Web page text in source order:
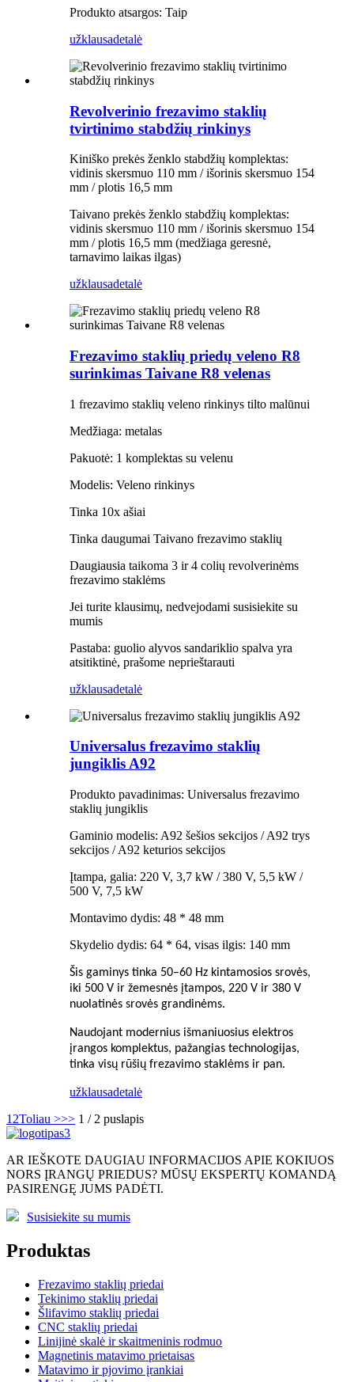
Produkto atsargos: Taip
užklausadetalė
Revolverinio frezavimo staklių
tvirtinimo stabdžių rinkinys
Kiniško prekės ženklo stabdžių komplektas:
vidinis skersmuo 110 mm / išorinis skersmuo 154
mm / plotis 16,5 mm
Taivano prekės ženklo stabdžių komplektas:
vidinis skersmuo 110 mm / išorinis skersmuo 154
mm / plotis 16,5 mm (medžiaga geresnė,
tarnavimo laikas ilgas)
užklausadetalė
Frezavimo staklių priedų veleno R8
surinkimas Taivane R8 velenas
1 frezavimo staklių veleno rinkinys tilto malūnui
Medžiaga: metalas
Pakuotė: 1 komplektas su velenu
Modelis: Veleno rinkinys
Tinka 10x ašiai
Tinka daugumai Taivano frezavimo staklių
Daugiausia taikoma 3 ir 4 colių revolverinėms
frezavimo staklėms
Jei turite klausimų, nedvejodami susisiekite su
mumis
Pastaba: guolio alyvos sandariklio spalva yra
atsitiktinė, prašome neprieštarauti
užklausadetalė
Universalus frezavimo staklių
jungiklis A92
Produkto pavadinimas: Universalus frezavimo
staklių jungiklis
Gaminio modelis: A92 šešios sekcijos / A92 trys
sekcijos / A92 keturios sekcijos
Įtampa, galia: 220 V, 3,7 kW / 380 V, 5,5 kW /
500 V, 7,5 kW
Montavimo dydis: 48 * 48 mm
Skydelio dydis: 64 * 64, visas ilgis: 140 mm
Šis gaminys tinka 50–60 Hz kintamosios srovės,
iki 500 V ir žemesnės įtampos, 220 V ir 380 V
nuolatinės srovės grandinėms.
Naudojant modernius išmaniuosius elektros
įrangos komplektus, pažangias technologijas,
tinka visų rūšių frezavimo staklėms ir pan.
užklausadetalė
1 2Toliau >>> 1 / 2 puslapis
AR IEŠKOTE DAUGIAU INFORMACIJOS APIE KOKIUOS
NORS ĮRANGŲ PRIEDUS? MŪSŲ EKSPERTŲ KOMANDĄ
PASIRENGĘ JUMS PADĖTI.
Susisiekite su mumis
Produktas
Frezavimo staklių priedai
Tekinimo staklių priedai
Šlifavimo staklių priedai
CNC staklių priedai
Linijinė skalė ir skaitmeninis rodmuo
Magnetinis matavimo prietaisas
Matavimo ir pjovimo įrankiai